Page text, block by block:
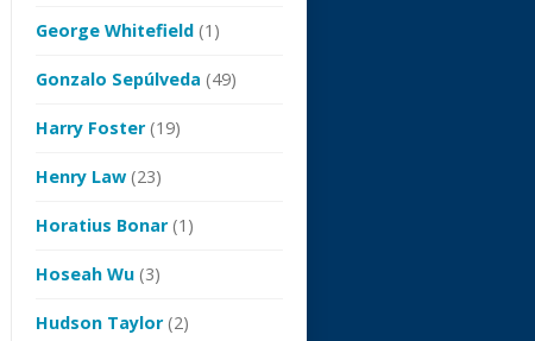
George Whitefield (1)
Gonzalo Sepúlveda (49)
Harry Foster(19)
Henry Law (23)
Horatius Bonar(1)
Hoseah Wu (3)
Hudson Taylor(2)